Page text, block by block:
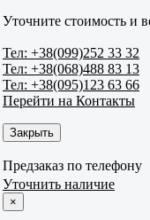
Уточните стоимость и
Тел: +38(099)252 33 32
Тел: +38(068)488 83 13
Тел: +38(095)123 63 66
Перейти на Контакты
Закрыть
Предзаказ по телефону
Уточнить наличие
×